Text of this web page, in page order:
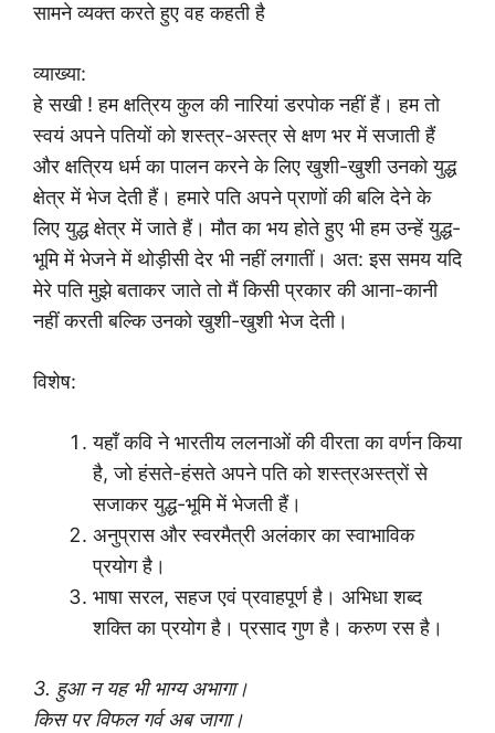
सामने व्यक्त करते हुए वह कहती है
व्याख्या:
हे सखी ! हम क्षत्रिय कुल की नारियां डरपोक नहीं हैं। हम तो
स्वयं अपने पतियों को शस्त्र-अस्त्र से क्षण भर में सजाती हैं
और क्षत्रिय धर्म का पालन करने के लिए खुशी-खुशी उनको युद्ध
क्षेत्र में भेज देती हैं। हमारे पति अपने प्राणों की बलि देने के
लिए युद्ध क्षेत्र में जाते हैं। मौत का भय होते हुए भी हम उन्हें युद्ध-
भूमि में भेजने में थोड़ीसी देर भी नहीं लगातीं। अत: इस समय यदि
मेरे पति मुझे बताकर जाते तो मैं किसी प्रकार की आना-कानी
नहीं करती बल्कि उनको खुशी-खुशी भेज देती।
विशेष:
यहाँ कवि ने भारतीय ललनाओं की वीरता का वर्णन किया
है, जो हंसते-हंसते अपने पति को शस्त्रअस्त्रों से
सजाकर युद्ध-भूमि में भेजती हैं।
अनुप्रास और स्वरमैत्री अलंकार का स्वाभाविक
प्रयोग है।
भाषा सरल, सहज एवं प्रवाहपूर्ण है। अभिधा शब्द
शक्ति का प्रयोग है। प्रसाद गुण है। करुण रस है।
3. हुआ न यह भी भाग्य अभागा।
किस पर विफल गर्व अब जागा।